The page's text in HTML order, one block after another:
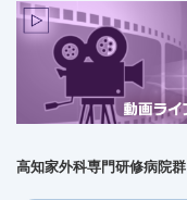
高知家外科専門研修病院群